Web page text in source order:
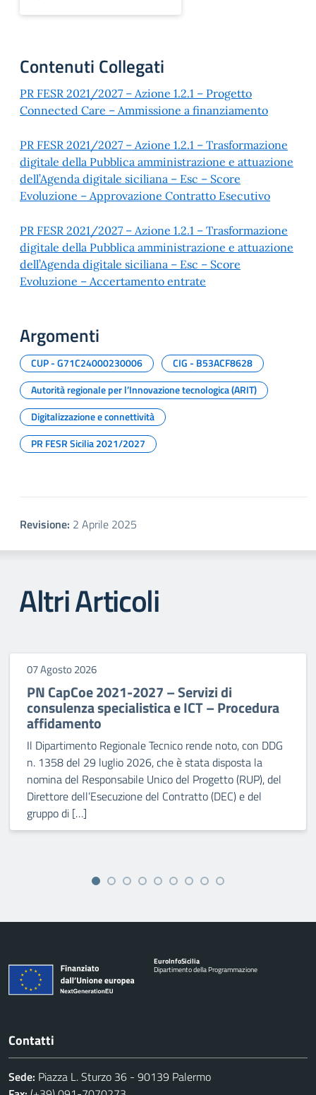
Contenuti Collegati
PR FESR 2021/2027 – Azione 1.2.1 – Progetto
Connected Care – Ammissione a finanziamento
PR FESR 2021/2027 – Azione 1.2.1 – Trasformazione
digitale della Pubblica amministrazione e attuazione
dell’Agenda digitale siciliana – Esc – Score
Evoluzione – Approvazione Contratto Esecutivo
PR FESR 2021/2027 – Azione 1.2.1 – Trasformazione
digitale della Pubblica amministrazione e attuazione
dell’Agenda digitale siciliana – Esc – Score
Evoluzione – Accertamento entrate
Argomenti
CUP - G71C24000230006
CIG - B53ACF8628
Autorità regionale per l’Innovazione tecnologica (ARIT)
Digitalizzazione e connettività
PR FESR Sicilia 2021/2027
Revisione: 2 Aprile 2025
Altri Articoli
07 Agosto 2026
PN CapCoe 2021-2027 – Servizi di
consulenza specialistica e ICT – Procedura
affidamento
Il Dipartimento Regionale Tecnico rende noto, con DDG
n. 1358 del 29 luglio 2026, che è stata disposta la
nomina del Responsabile Unico del Progetto (RUP), del
Direttore dell’Esecuzione del Contratto (DEC) e del
gruppo di […]
EuroInfoSicilia
Dipartimento della Programmazione
Contatti
Sede: Piazza L. Sturzo 36 - 90139 Palermo